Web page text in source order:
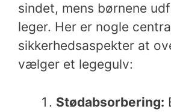
sindet, mens børnene
leger. Her er nogle
sikkerhedsaspekter at
vælger et legegulv:
Stødabsorbering: